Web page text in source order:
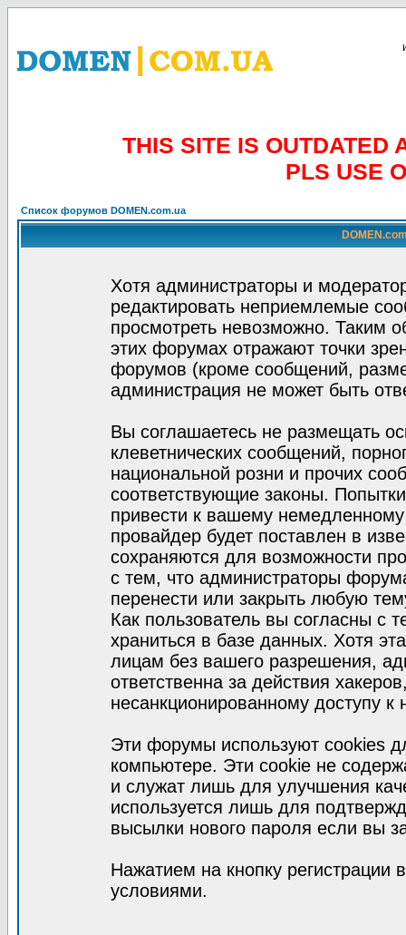
THIS SITE IS OUTDATED
PLS USE
Список форумов DOMEN.com.ua
Хотя администраторы и
редактировать неприемлемые
просмотреть невозможно. Таким
этих форумах отражают точки
форумов (кроме сообщений,
администрация не может быть
Вы соглашаетесь не размещать
клеветнических сообщений,
национальной розни и прочих
соответствующие законы.
привести к вашему
провайдер будет поставлен в
сохраняются для возможности
с тем, что администраторы
перенести или закрыть любую
Как пользователь вы согласны с
храниться в базе данных. Хотя
лицам без вашего разрешения,
ответственна за действия
несанкционированному доступу к
Эти форумы используют cookies
компьютере. Эти cookie не
и служат лишь для улучшения
используется лишь для
высылки нового пароля если вы
Нажатием на кнопку регистрации
условиями.